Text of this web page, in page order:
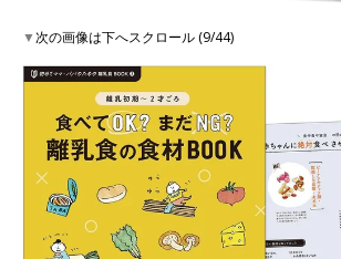
▼次の画像は下へスクロール (9/44)